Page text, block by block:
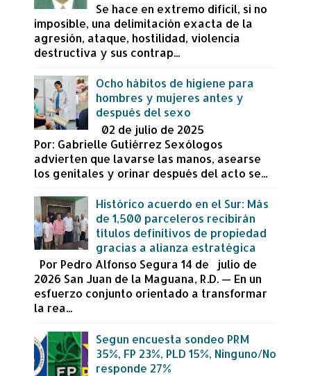
Se hace en extremo difícil, si no
imposible, una delimitación exacta de la
agresión, ataque, hostilidad, violencia
destructiva y sus contrap...
Ocho hábitos de higiene para
hombres y mujeres antes y
después del sexo
02 de julio de 2025
Por: Gabrielle Gutiérrez Sexólogos
advierten que lavarse las manos, asearse
los genitales y orinar después del acto se...
Histórico acuerdo en el Sur: Más
de 1,500 parceleros recibirán
títulos definitivos de propiedad
gracias a alianza estratégica
Por Pedro Alfonso Segura 14 de julio de
2026 San Juan de la Maguana, R.D. — En un
esfuerzo conjunto orientado a transformar
la rea...
Segun encuesta sondeo PRM
35%, FP 23%, PLD 15%, Ninguno/No
responde 27%